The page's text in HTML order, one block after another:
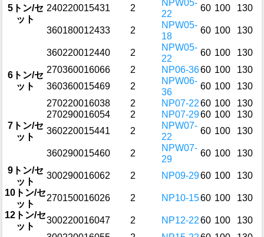
5トン/セ
ット
240220015431 2
NPW05-
22
60 100 130
360180012433 2
NPW05-
18
60 100 130
360220012440 2
NPW05-
22
60 100 130
6トン/セ
ット
270360016066 2 NP06-3660 100
130
360360015469 2
NPW06-
36
60 100 130
7トン/セ
ット
270220016038 2 NP07-2260 100
130
270290016054 2 NP07-2960 100
130
360220015441 2
NPW07-
22
60 100 130
360290015460 2
NPW07-
29
60 100
130
9トン/セ
ット
300290016062 2 NP09-2960 100
130
10トン/セ
ット
270150016026 2 NP10-1560 100
130
12トン/セ
ット
300220016047 2 NP12-2260 100 130